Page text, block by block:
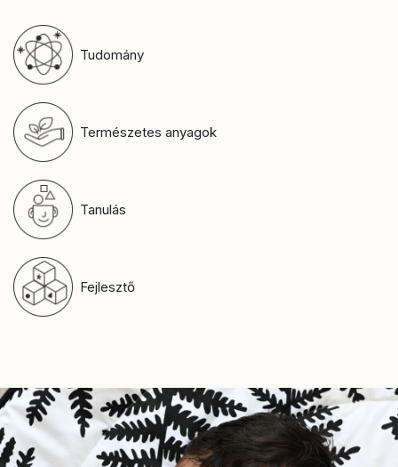
Tudomány
Természetes anyagok
Tanulás
Fejlesztő